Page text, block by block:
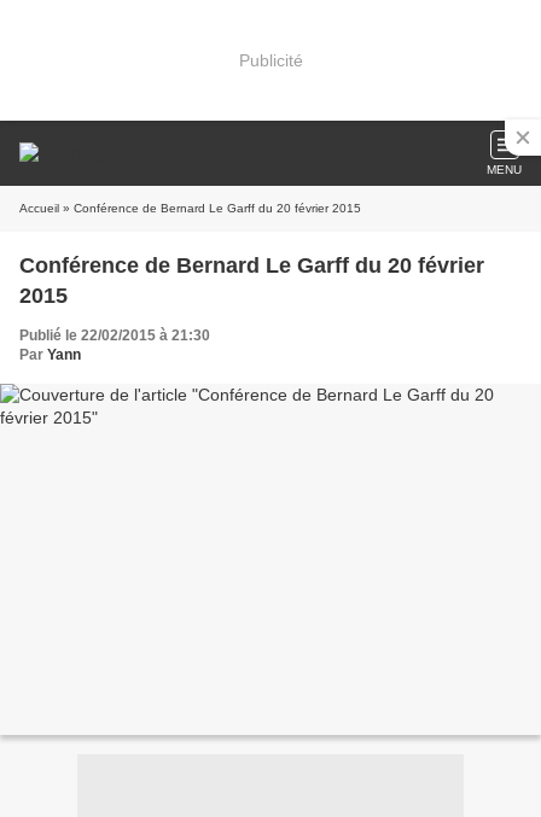
Publicité
MENU
Accueil » Conférence de Bernard Le Garff du 20 février 2015
Conférence de Bernard Le Garff du 20 février
2015
Publié le 22/02/2015 à 21:30
Par Yann